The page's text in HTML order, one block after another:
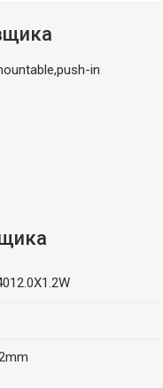
in